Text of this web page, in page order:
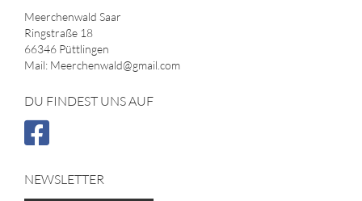
Meerchenwald Saar
Ringstraße 18
66346 Püttlingen
Mail: Meerchenwald@gmail.com
DU FINDEST UNS AUF
NEWSLETTER